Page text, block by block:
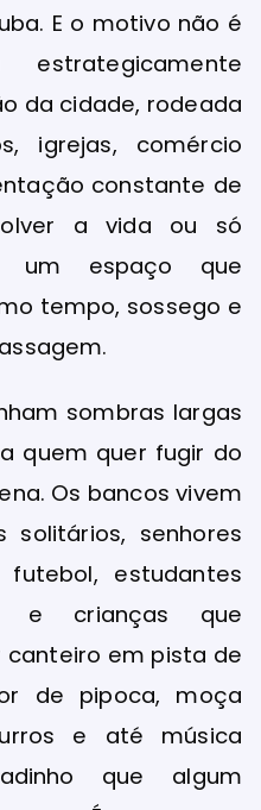
E o motivo não é
da cidade, rodeada
igrejas, comércio
constante de
a vida ou só
um espaço que
tempo, sossego e
sombras largas
quem quer fugir do
Os bancos vivem
solitários, senhores
estudantes
e crianças que
em pista de
de pipoca, moça
e até música
que algum